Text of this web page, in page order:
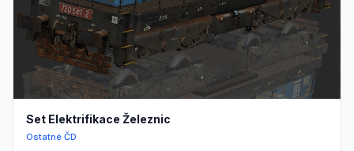
Set Elektrifikace Železnic
Ostatné ČD